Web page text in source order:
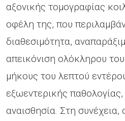
αξονικής τομογραφίας
οφέλη της, που
διαθεσιμότητα,
απεικόνιση ολόκληρου
μήκους του λεπτού
εξωεντερικής παθολογίας,
αναισθησία. Στη συνέχεια,